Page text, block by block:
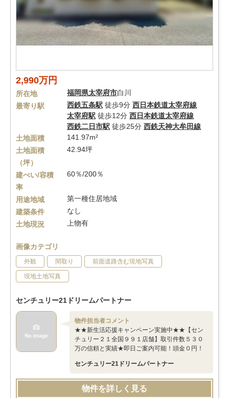
2,990万円
所在地 福岡県太宰府市白川
最寄り駅
西鉄五条駅 徒歩9分 西日本鉄道太宰府線
太宰府駅 徒歩12分 西日本鉄道太宰府線
西鉄二日市駅 徒歩25分 西鉄天神大牟田線
土地面積
141.97m²
土地面積
（坪）
42.94坪
建ぺい/容積
率
60％/200％
用途地域
第一種住居地域
建築条件
なし
土地現況
上物有
画像カテゴリ
外観 間取り 前面道路含む現地写真
現地土地写真
センチュリー21ドリームパートナー
物件担当者コメント
★★新生活応援キャンペーン実施中★★【セン
チュリー２１全国９９１店舗】取引件数５３０
万の信頼と実績★即日ご案内可能！頭金０円！
センチュリー21ドリームパートナー
物件を詳しく見る